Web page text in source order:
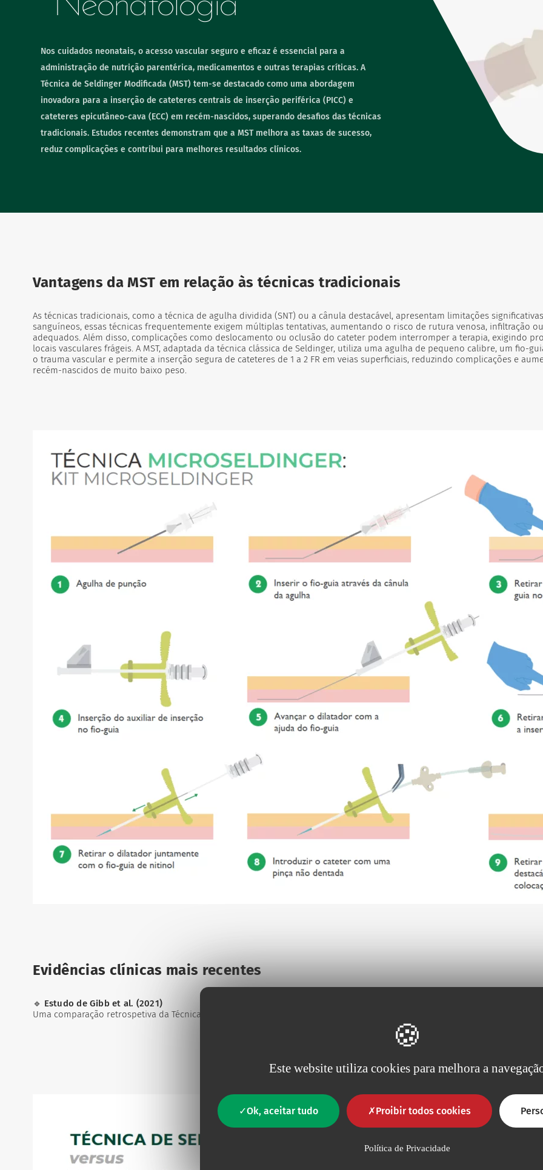
Este website utiliza cookies para melhora a
Ok, aceitar tudo Proibir todos cookies
Política de Privacidade
Urinário
Higiene
Nos cuidados neonatais, o acesso vascular seguro e eficaz é essencial para a
administração de nutrição parentérica, medicamentos e outras terapias críticas. A
Técnica de Seldinger Modificada (MST) tem-se destacado como uma abordagem
inovadora para a inserção de cateteres centrais de inserção periférica (PICC) e
cateteres epicutâneo-cava (ECC) em recém-nascidos, superando desafios das técnicas
tradicionais. Estudos recentes demonstram que a MST melhora as taxas de sucesso,
reduz complicações e contribui para melhores resultados clínicos.
Vantagens da MST em relação às técnicas tradicionais
As técnicas tradicionais, como a técnica de agulha dividida (SNT) ou a cânula destacável, apresentam limitações
sanguíneos, essas técnicas frequentemente exigem múltiplas tentativas, aumentando o risco de rutura venosa, infiltração
adequados.Além disso, complicações como deslocamento ou oclusão do cateter podem interromper a terapia, exigindo
locais vasculares frágeis. A MST, adaptada da técnica clássica de Seldinger, utiliza uma agulha de pequeno calibre, um fio-
o trauma vascular e permite a inserção segura de cateteres de 1 a 2 FR em veias superficiais, reduzindo complicações e
recém-nascidos de muito baixo peso.
Evidências clínicas mais recentes
🔹 Estudo de Gibb et al. (2021)
Uma comparação retrospetiva da Técnica Micro Seldinger (MST) e da técnica de agulha dividida (SNT) na colocação de